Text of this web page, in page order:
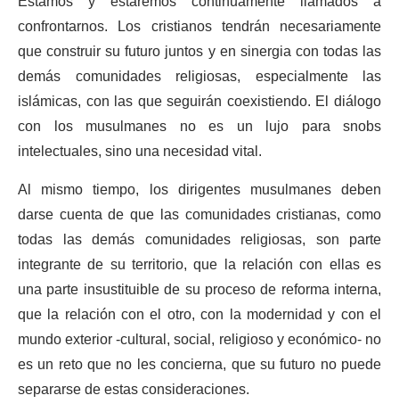
confrontarnos. Los cristianos tendrán necesariamente
que construir su futuro juntos y en sinergia con todas las
demás comunidades religiosas, especialmente las
islámicas, con las que seguirán coexistiendo. El diálogo
con los musulmanes no es un lujo para snobs
intelectuales, sino una necesidad vital.
Al mismo tiempo, los dirigentes musulmanes deben
darse cuenta de que las comunidades cristianas, como
todas las demás comunidades religiosas, son parte
integrante de su territorio, que la relación con ellas es
una parte insustituible de su proceso de reforma interna,
que la relación con el otro, con la modernidad y con el
mundo exterior -cultural, social, religioso y económico- no
es un reto que no les concierna, que su futuro no puede
separarse de estas consideraciones.